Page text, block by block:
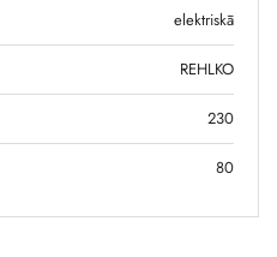
elektriskā
REHLKO
230
80